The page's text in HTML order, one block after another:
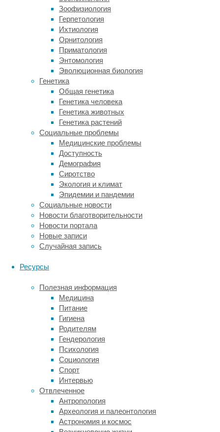
Зоофизиология
Герпетология
Ихтиология
Орнитология
Приматология
Энтомология
Эволюционная биология
Генетика
Общая генетика
Генетика человека
Генетика животных
Генетика растений
Социальные проблемы
Медицинские проблемы
Доступность
Демография
Сиротство
Экология и климат
Эпидемии и пандемии
Социальные новости
Новости благотворительности
Новости портала
Новые записи
Случайная запись
Ресурсы
Полезная информация
Медицина
Питание
Гигиена
Родителям
Гендерология
Психология
Социология
Спорт
Интервью
Отвлеченное
Антропология
Археология и палеонтология
Астрономия и космос
действительности
виде.
Участникам
необходимо
было
произвести
моральное
действие,
то
есть
очень
быстро
решить,
как
поступить.
Оказалось,
что
этом
случае
люди
в
гораздо
степени,
на
бумаге,
были
склонны
принимать
утилитарное
решение
жертвовать
одним
ради
спасения
многих.
«Полученные